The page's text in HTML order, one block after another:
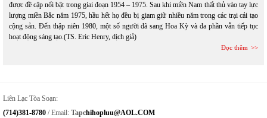
được đề cập nổi bật trong giai đoạn 1954 – 1975. Sau khi miền Nam thất thủ vào tay lực
lượng miền Bắc năm 1975, hầu hết họ đều bị giam giữ nhiều năm trong các trại cải tạo
cộng sản. Đến thập niên 1980, một số người đã sang Hoa Kỳ và đa phần vẫn tiếp tục
hoạt động sáng tạo.(TS. Eric Henry, dịch giả)
Đọc thêm
Liên Lạc Tòa Soạn:
(714)381-8780 / Email: TapcHihopluu@AOL.COM